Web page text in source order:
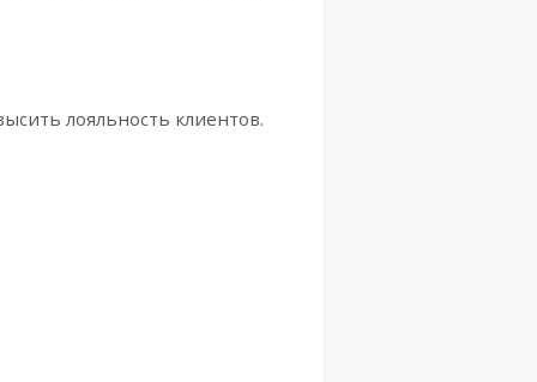
лояльность клиентов.